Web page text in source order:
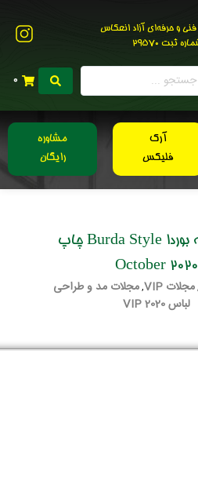
فنی و حرفه‌ای آزاد انعکاس
ثبت 29570
0
آرک
فلیکس
مشاوره
رایگان
دانلود مجله بوردا Burda Style چاپ
October 2020
,مجلات VIP ,مجلات مد و طراحی
لباس 2020 VIP